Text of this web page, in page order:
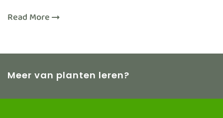
Read More
Meer van planten leren?